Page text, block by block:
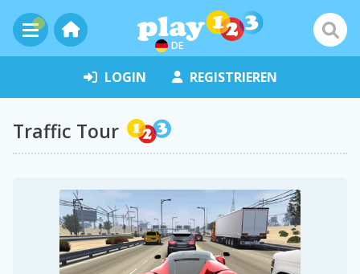
DE
LOGIN REGISTRIEREN
Traffic Tour